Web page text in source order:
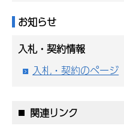
お知らせ
入札・契約情報
入札・契約のページ
関連リンク